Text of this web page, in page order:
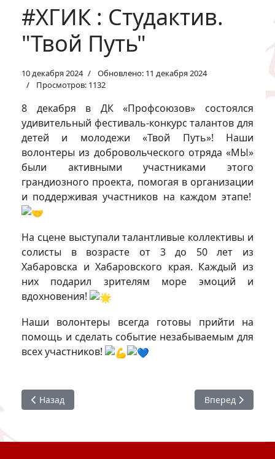
#ХГИК : Студактив.
"Твой Путь"
10 декабря 2024
Обновлено: 11 декабря 2024
Просмотров: 1132
8 декабря в ДК «Профсоюзов» состоялся
удивительный фестиваль-конкурс талантов для
детей и молодежи «Твой Путь»! Наши
волонтеры из добровольческого отряда «МЫ»
были активными участниками этого
грандиозного проекта, помогая в организации
и поддерживая участников на каждом этапе!
На сцене выступали талантливые коллективы и
солисты в возрасте от 3 до 50 лет из
Хабаровска и Хабаровского края. Каждый из
них подарил зрителям море эмоций и
вдохновения!
Наши волонтеры всегда готовы прийти на
помощь и сделать событие незабываемым для
всех участников!
Предыдущий: История будущего
Назад Следующий:
Вперед